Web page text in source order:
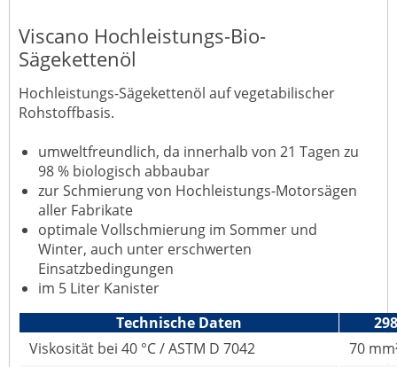
Viscano Hochleistungs-Bio-
Sägekettenöl
Hochleistungs-Sägekettenöl auf vegetabilischer
Rohstoffbasis.
umweltfreundlich, da innerhalb von 21 Tagen zu
98 % biologisch abbaubar
zur Schmierung von Hochleistungs-Motorsägen
aller Fabrikate
optimale Vollschmierung im Sommer und
Winter, auch unter erschwerten
Einsatzbedingungen
im 5 Liter Kanister
Technische Daten
Viskosität bei 40 °C / ASTM D 7042
70